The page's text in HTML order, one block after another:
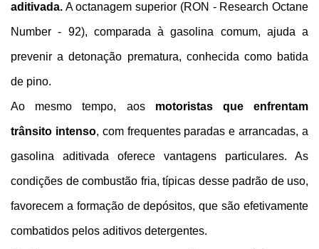
aditivada. A octanagem superior (RON - Research Octane
Number - 92), comparada à gasolina comum, ajuda a
prevenir a detonação prematura, conhecida como batida
de pino.
Ao mesmo tempo, aos motoristas que enfrentam
trânsito intenso, com frequentes paradas e arrancadas, a
gasolina aditivada oferece vantagens particulares. As
condições de combustão fria, típicas desse padrão de uso,
favorecem a formação de depósitos, que são efetivamente
combatidos pelos aditivos detergentes.